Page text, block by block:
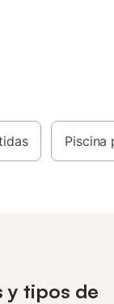
Piscina
y tipos de